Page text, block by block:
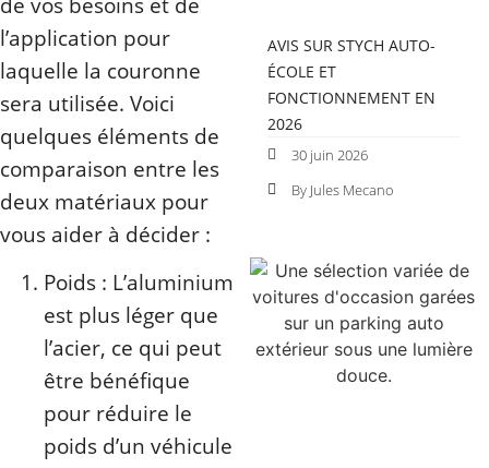
l’application pour
laquelle la couronne
sera utilisée. Voici
quelques éléments de
comparaison entre les
deux matériaux pour
vous aider à décider :
Poids : L’aluminium
est plus léger que
l’acier, ce qui peut
être bénéfique
pour réduire le
poids d’un véhicule
AVIS SUR STYCH AUTO-
ÉCOLE ET
FONCTIONNEMENT EN
2026
30 juin 2026
By Jules Mecano